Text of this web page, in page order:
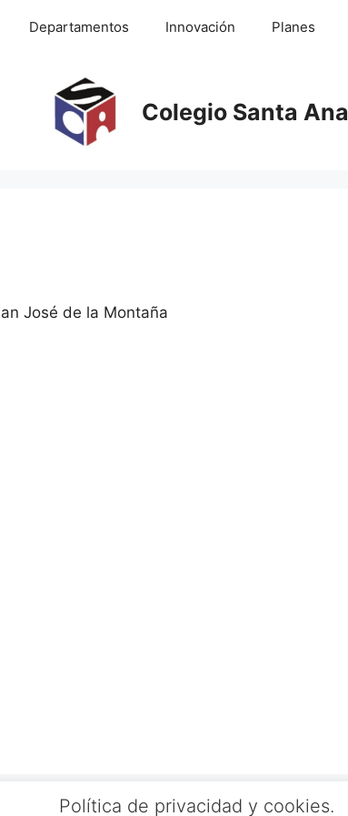
Departamentos Innovación Planes
Colegio Santa Ana
José de la Montaña
Política de privacidad y cookies.